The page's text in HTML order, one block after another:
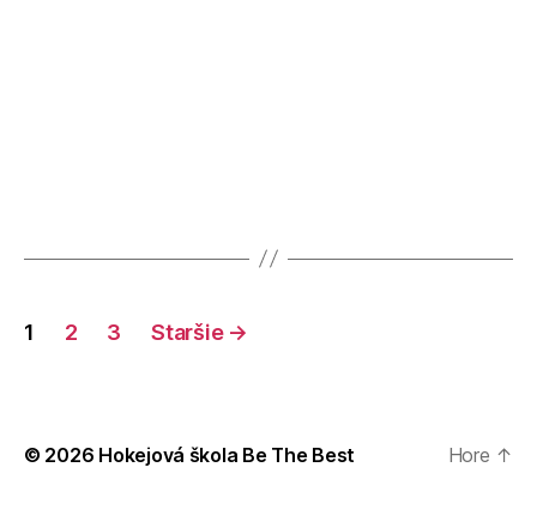
1 2 3 Staršie →
© 2026 Hokejová škola Be The Best Hore ↑